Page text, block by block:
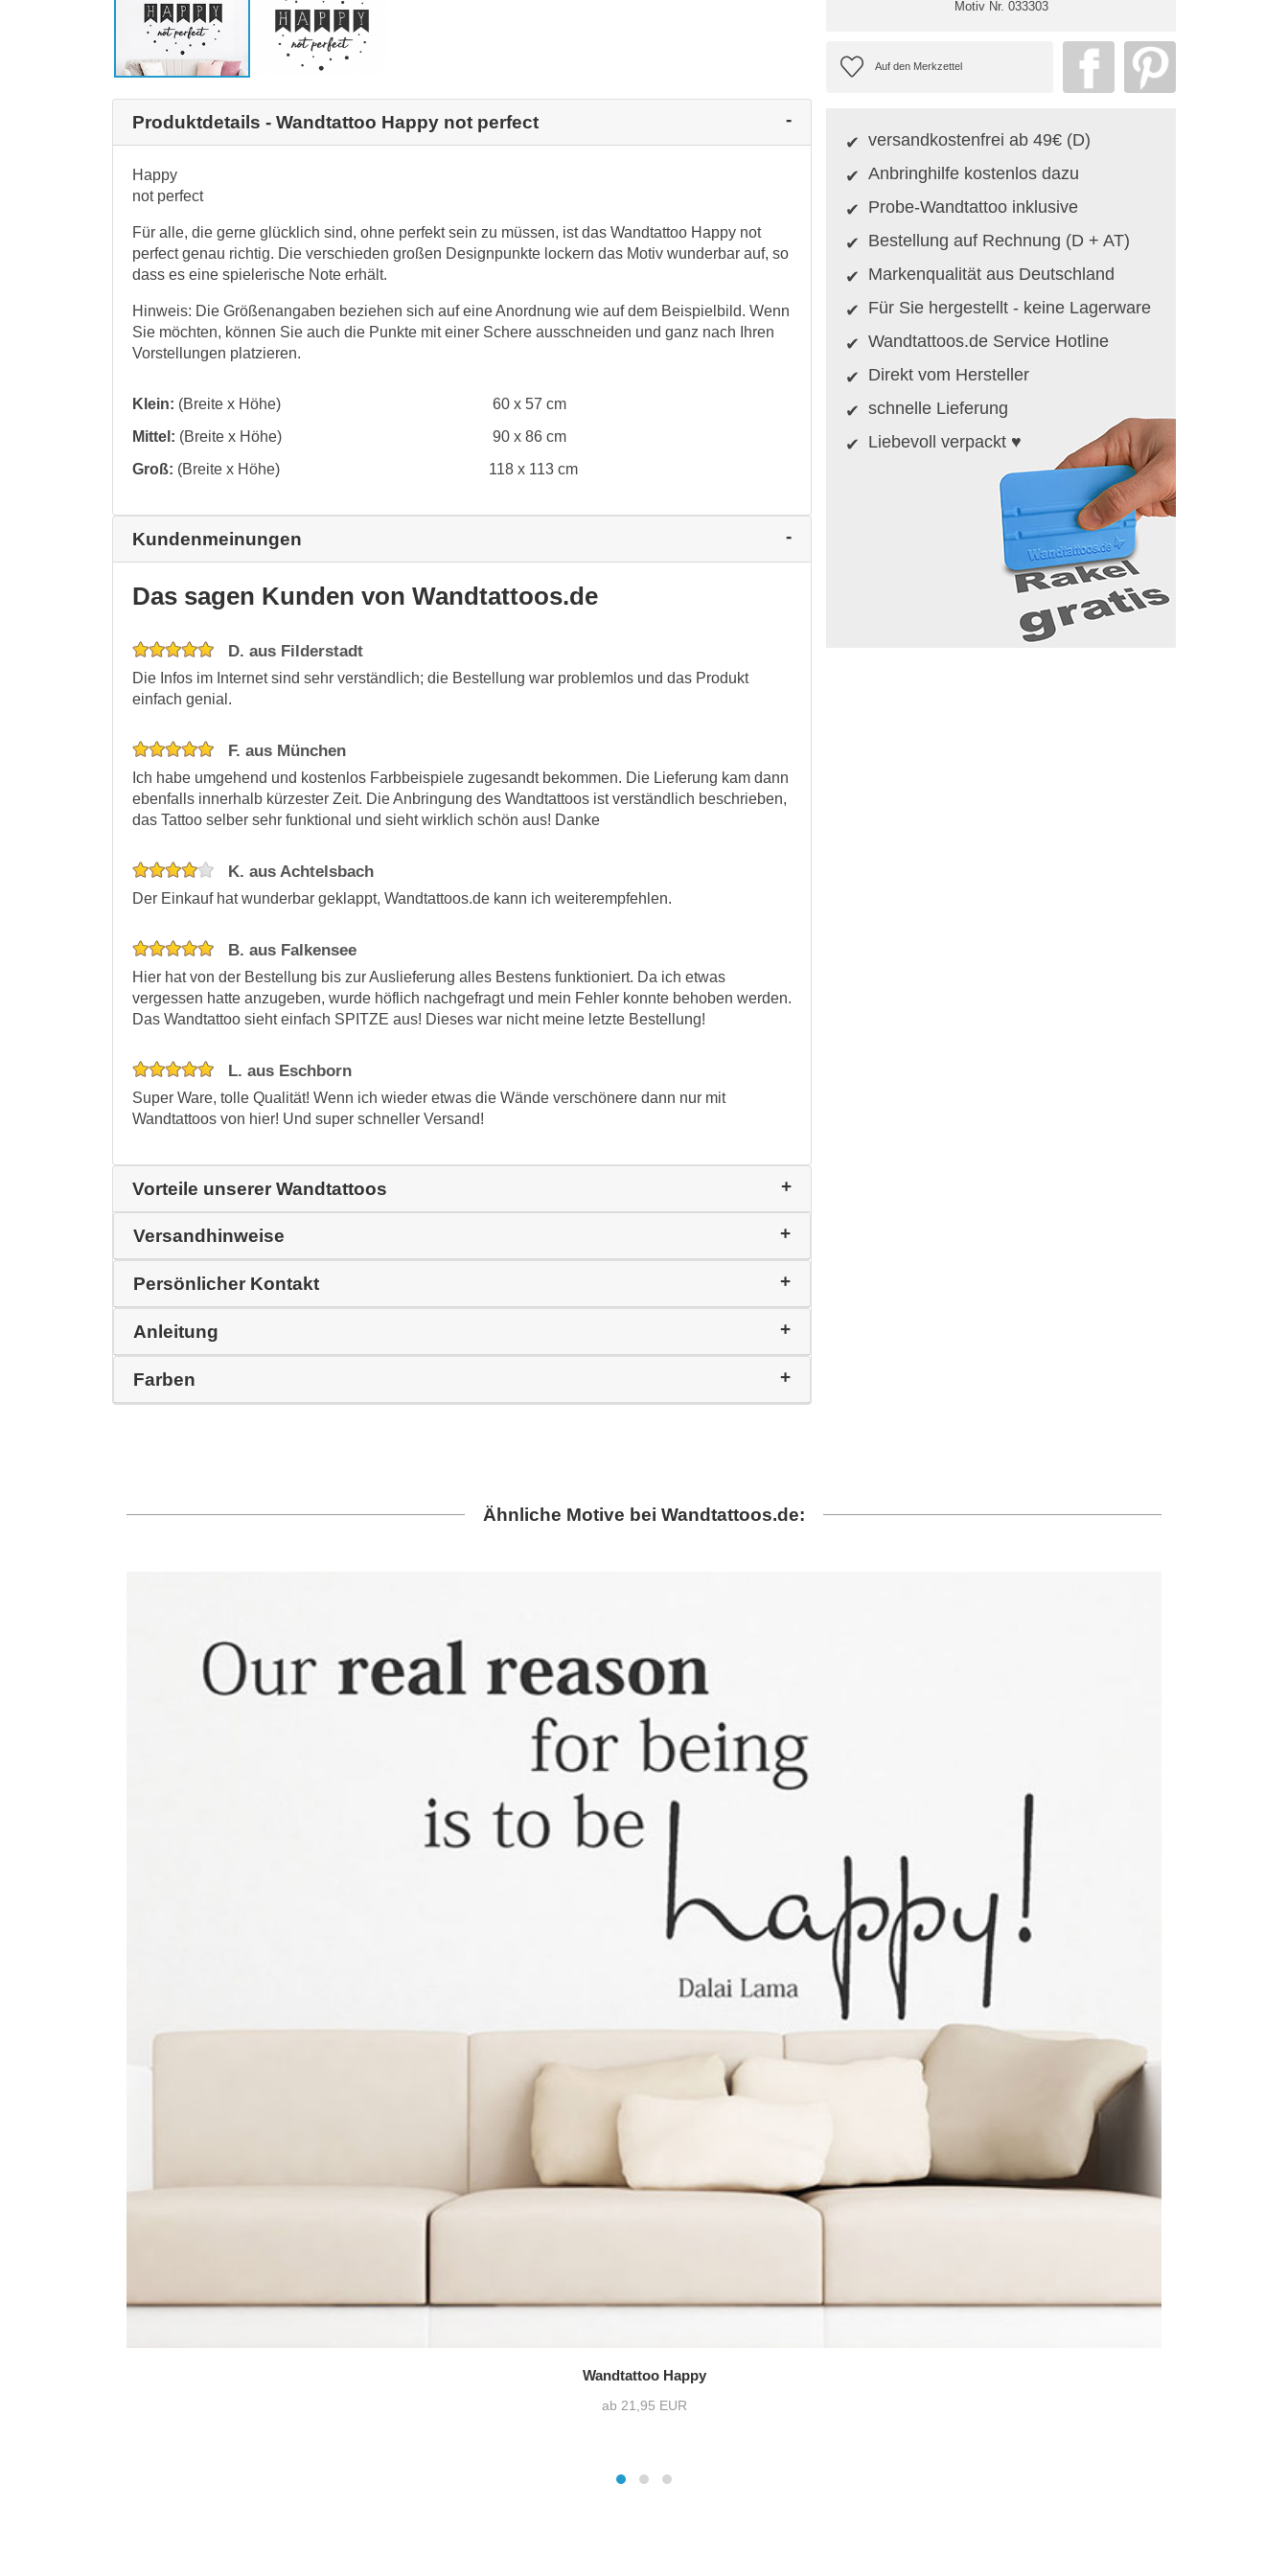
Produktdetails - Wandtattoo Happy not perfect
Happy
not perfect
Für alle, die gerne glücklich sind, ohne perfekt sein zu müssen, ist das Wandtattoo Happy not
perfect genau richtig. Die verschieden großen Designpunkte lockern das Motiv wunderbar auf, so
dass es eine spielerische Note erhält.
Hinweis: Die Größenangaben beziehen sich auf eine Anordnung wie auf dem Beispielbild. Wenn
Sie möchten, können Sie auch die Punkte mit einer Schere ausschneiden und ganz nach Ihren
Vorstellungen platzieren.
Klein: (Breite x Höhe)
60 x 57 cm
Mittel: (Breite x Höhe)
90 x 86 cm
Groß: (Breite x Höhe) 118 x 113 cm
Kundenmeinungen
Das sagen Kunden von Wandtattoos.de
D. aus Filderstadt
Die Infos im Internet sind sehr verständlich; die Bestellung war problemlos und das Produkt
einfach genial.
F. aus München
Ich habe umgehend und kostenlos Farbbeispiele zugesandt bekommen. Die Lieferung kam dann
ebenfalls innerhalb kürzester Zeit. Die Anbringung des Wandtattoos ist verständlich beschrieben,
das Tattoo selber sehr funktional und sieht wirklich schön aus! Danke
K. aus Achtelsbach
Der Einkauf hat wunderbar geklappt, Wandtattoos.de kann ich weiterempfehlen.
B. aus Falkensee
Hier hat von der Bestellung bis zur Auslieferung alles Bestens funktioniert. Da ich etwas
vergessen hatte anzugeben, wurde höflich nachgefragt und mein Fehler konnte behoben werden.
Das Wandtattoo sieht einfach SPITZE aus! Dieses war nicht meine letzte Bestellung!
L. aus Eschborn
Super Ware, tolle Qualität! Wenn ich wieder etwas die Wände verschönere dann nur mit
Wandtattoos von hier! Und super schneller Versand!
Vorteile unserer Wandtattoos
Versandhinweise
Persönlicher Kontakt
Anleitung
Farben
Motiv Nr. 033303
versandkostenfrei ab 49€ (D)
Anbringhilfe kostenlos dazu
Probe-Wandtattoo inklusive
Bestellung auf Rechnung (D + AT)
Markenqualität aus Deutschland
Für Sie hergestellt - keine Lagerware
Wandtattoos.de Service Hotline
Direkt vom Hersteller
schnelle Lieferung
Liebevoll verpackt ♥
Ähnliche Motive bei Wandtattoos.de:
Wandtattoo Happy
ab 21,95 EUR